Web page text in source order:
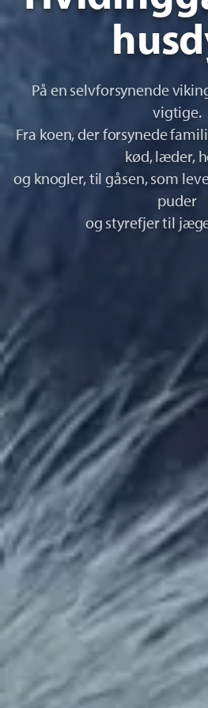
På en selvforsynende
vigtige.
Fra koen, der forsynede
kød, læder,
og knogler, til gåsen, som
puder
og styrefjer til